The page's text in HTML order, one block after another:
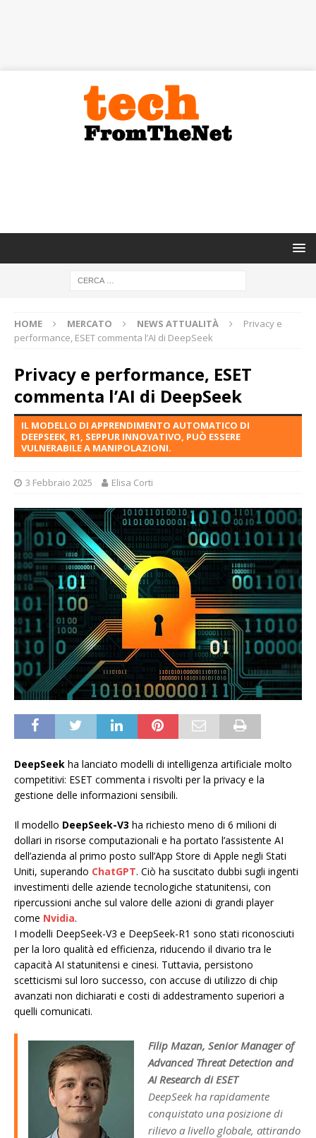
HOME MERCATO NEWS ATTUALITÀ
Privacy e
performance, ESET commenta l’AI di DeepSeek
Privacy e performance, ESET
commenta l’AI di DeepSeek
IL MODELLO DI APPRENDIMENTO AUTOMATICO DI
DEEPSEEK, R1, SEPPUR INNOVATIVO, PUÒ ESSERE
VULNERABILE A MANIPOLAZIONI.
3 Febbraio 2025 Elisa Corti
DeepSeek ha lanciato modelli di intelligenza artificiale molto
competitivi: ESET commenta i risvolti per la privacy e la
gestione delle informazioni sensibili.
Il modello DeepSeek-V3 ha richiesto meno di 6 milioni di
dollari in risorse computazionali e ha portato l’assistente AI
dell’azienda al primo posto sull’App Store di Apple negli Stati
Uniti, superando ChatGPT. Ciò ha suscitato dubbi sugli ingenti
investimenti delle aziende tecnologiche statunitensi, con
ripercussioni anche sul valore delle azioni di grandi player
come Nvidia.
I modelli DeepSeek-V3 e DeepSeek-R1 sono stati riconosciuti
per la loro qualità ed efficienza, riducendo il divario tra le
capacità AI statunitensi e cinesi. Tuttavia, persistono
scetticismi sul loro successo, con accuse di utilizzo di chip
avanzati non dichiarati e costi di addestramento superiori a
quelli comunicati.
Filip Mazan, Senior Manager of
Advanced Threat Detection and
AI Research di ESET
DeepSeek ha rapidamente
conquistato una posizione di
rilievo a livello globale, attirando